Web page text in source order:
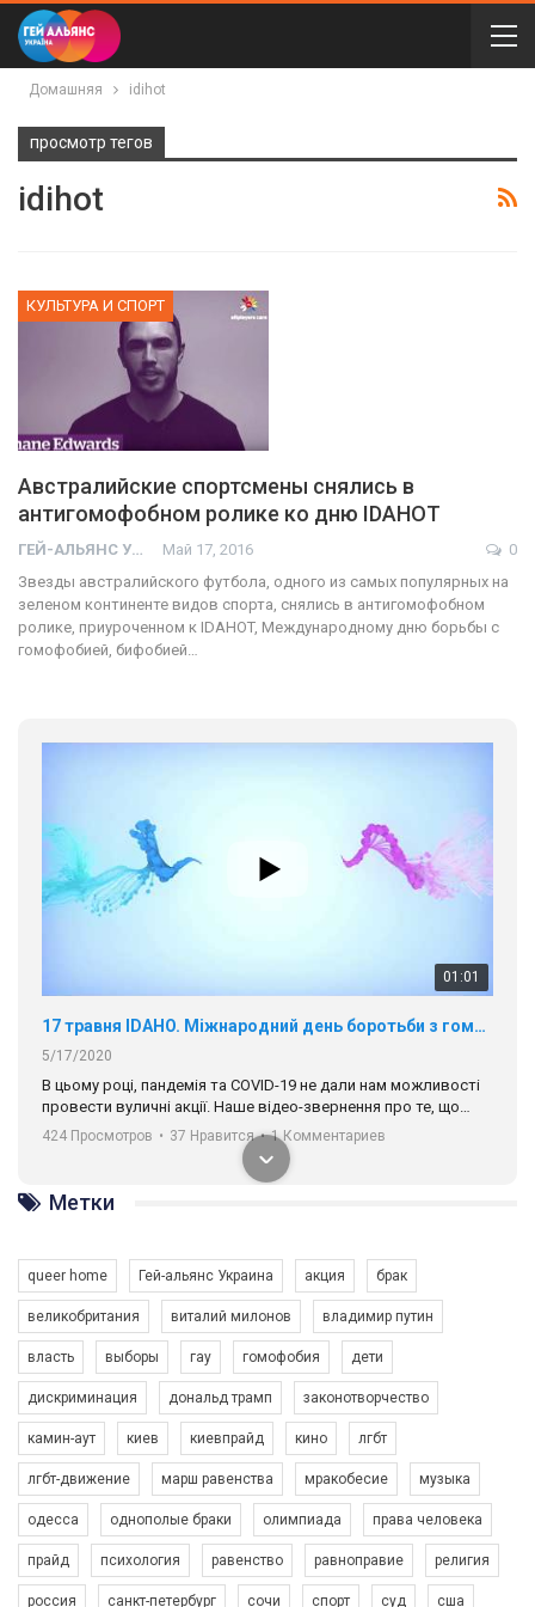
Домашняя idihot
просмотр тегов
idihot
КУЛЬТУРА И СПОРТ
Австралийские спортсмены снялись в
антигомофобном ролике ко дню IDAHOT
ГЕЙ-АЛЬЯНС УКРАИНА Май 17, 2016
0
Звезды австралийского футбола, одного из самых популярных на
зеленом континенте видов спорта, снялись в антигомофобном
ролике, приуроченном к IDAHOT, Международному дню борьбы с
гомофобией, бифобией…
01:01
17 травня IDAHO. Міжнародний день боротьби з гомофобією трансфобією і біфобія.
5/17/2020
В цьому році, пандемія та COVІD-19 не дали нам можливості
провести вуличні акції. Наше відео-звернення про те, що
навіть коли ми у різних містах та не можемо зустрінеться, ми
разом. Ми закликаємо всіх хто поділяє цінності рівності та
солідарності, приєднатися до нас. Регіональні підрозділи
ГАУ є в 16 областях України.
Разом наш голос лунає гучніше!
424 Просмотров • 37 Нравится • 1 Комментариев
Зупинимо насильство проти ЛГБТ в Україні! Stop violence against LGBT in Ukraine!
6/30/2017
Емоційний та вражаючий промо-ролік на конкурс PACT, який
представляє програму "Гей-альянс Україна" з протидії
насильству проти ЛГБТ в Україні.
1.9K Просмотров • 226 Нравится • 5 Комментариев
Метки
queer home Гей-альянс Украина акция брак
великобритания виталий милонов владимир путин
власть выборы гау гомофобия дети
дискриминация дональд трамп законотворчество
камин-аут киев киевпрайд кино лгбт
лгбт-движение марш равенства мракобесие музыка
одесса однополые браки олимпиада права человека
прайд психология равенство равноправие религия
россия санкт-петербург сочи спорт суд сша